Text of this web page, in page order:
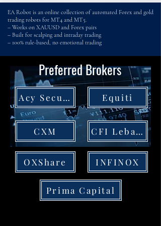
EA Robot is an online collection of automated Forex and gold
trading robots for MT4 and MT5.
– Works on XAUUSD and Forex pairs
– Built for scalping and intraday trading
– 100% rule-based, no emotional trading
Preferred Brokers
Acy Securities Equiti
CXM CFI Lebanon
OXShare INFINOX
Prima Capital